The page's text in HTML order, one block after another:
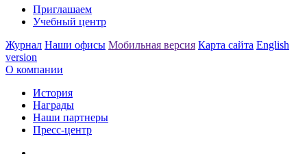
Приглашаем
Учебный центр
Журнал Наши офисы Мобильная версия Карта сайта English
version
О компании
История
Награды
Наши партнеры
Пресс-центр